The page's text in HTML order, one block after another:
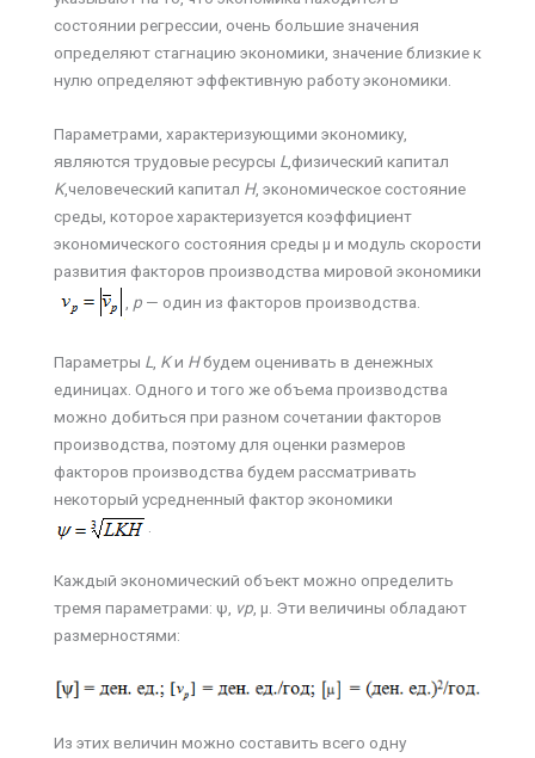
состоянии регрессии, очень большие значения
определяют стагнацию экономики, значение близкие к
нулю определяют эффективную работу экономики.
Параметрами, характеризующими экономику,
являются трудовые ресурсы L ,физический капитал
K,человеческий капитал Н, экономическое состояние
среды, которое характеризуется коэффициент
экономического состояния среды µ и модуль скорости
развития факторов производства мировой экономики
р — один из факторов производства.
Параметры L Kи Нбудем оценивать в денежных
единицах. Одного и того же объема производства
можно добиться при разном сочетании факторов
производства, поэтому для оценки размеров
факторов производства будем рассматривать
некоторый усредненный фактор экономики
Каждый экономический объект можно определить
тремя параметрами: ψ, vр , µ. Эти величины обладают
размерностями:
Из этих величин можно составить всего одну